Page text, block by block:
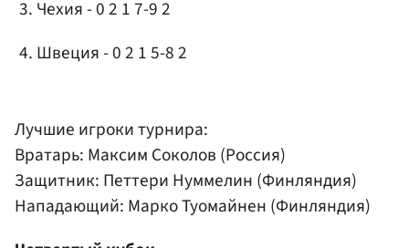
Чехия - 0 2 1 7-9 2
Швеция - 0 2 1 5-8 2
Лучшие игроки турнира:
Вратарь: Максим Соколов (Россия)
Защитник: Петтери Нуммелин (Финляндия)
Нападающий: Марко Туомайнен (Финляндия)